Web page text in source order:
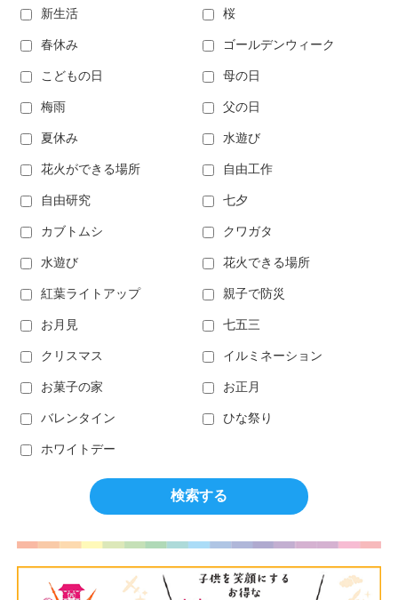
新生活 桜
春休み ゴールデンウィーク
こどもの日 母の日
梅雨 父の日
夏休み 水遊び
花火ができる場所 自由工作
自由研究 七夕
カブトムシ クワガタ
水遊び 花火できる場所
紅葉ライトアップ 親子で防災
お月見 七五三
クリスマス イルミネーション
お菓子の家 お正月
バレンタイン ひな祭り
ホワイトデー